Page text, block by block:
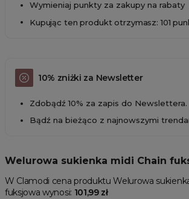
Wymieniaj punkty za zakupy na rabaty
Kupując ten produkt otrzymasz: 101
10% zniżki za Newsletter
Zdobądź 10% za zapis do Newslettera.
Bądź na bieżąco z najnowszymi
Welurowa sukienka midi Chain
W Clamodi cena produktu Welurowa
fuksjowa wynosi: 101,99 zł